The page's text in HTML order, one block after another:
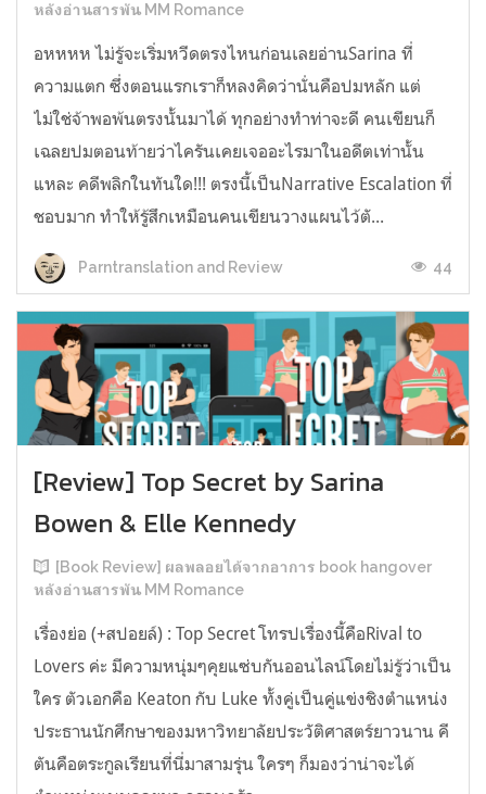
หลังอ่านสารพัน MM Romance
อหหหห ไม่รู้จะเริ่มหวีดตรงไหนก่อนเลยอ่านSarina ที่
ความแตก ซึ่งตอนแรกเราก็หลงคิดว่านั่นคือปมหลัก แต่
ไม่ใช่จ้าพอพ้นตรงนั้นมาได้ ทุกอย่างทำท่าจะดี คนเขียนก็
เฉลยปมตอนท้ายว่าไครันเคยเจออะไรมาในอดีตเท่านั้น
แหละ คดีพลิกในทันใด!!! ตรงนี้เป็นNarrative Escalation ที่
ชอบมาก ทำให้รู้สึกเหมือนคนเขียนวางแผนไว้ตั...
Parntranslation and Review 44
[Review] Top Secret by Sarina
Bowen & Elle Kennedy
[Book Review] ผลพลอยได้จากอาการ book hangover
หลังอ่านสารพัน MM Romance
เรื่องย่อ (+สปอยล์) : Top Secret โทรปเรื่องนี้คือRival to
Lovers ค่ะ มีความหนุ่มๆคุยแซ่บกันออนไลน์โดยไม่รู้ว่าเป็น
ใคร ตัวเอกคือ Keaton กับ Luke ทั้งคู่เป็นคู่แข่งชิงตำแหน่ง
ประธานนักศึกษาของมหาวิทยาลัยประวัติศาสตร์ยาวนาน คี
ตันคือตระกูลเรียนที่นี่มาสามรุ่น ใครๆ ก็มองว่าน่าจะได้